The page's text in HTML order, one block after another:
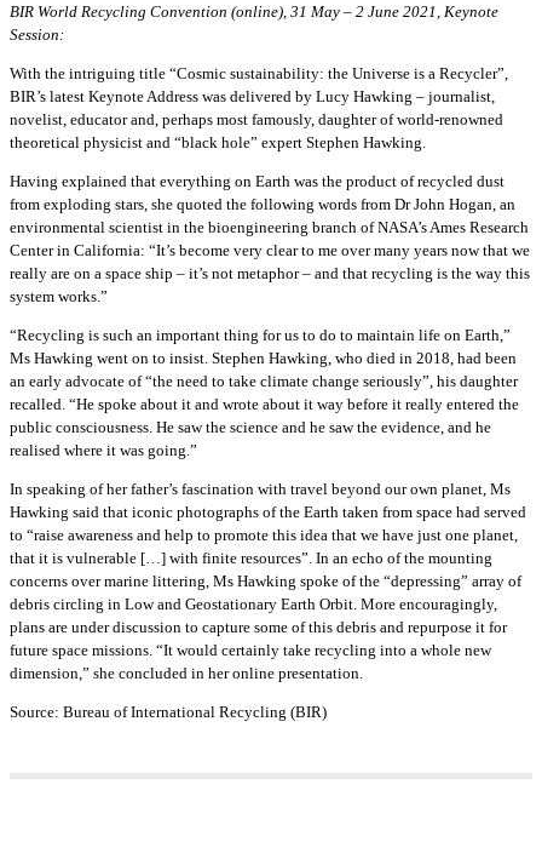
BIR World Recycling Convention (online), 31 May – 2 June 2021, Keynote
Session:
With the intriguing title “Cosmic sustainability: the Universe is a Recycler”,
BIR’s latest Keynote Address was delivered by Lucy Hawking – journalist,
novelist, educator and, perhaps most famously, daughter of world-renowned
theoretical physicist and “black hole” expert Stephen Hawking.
Having explained that everything on Earth was the product of recycled dust
from exploding stars, she quoted the following words from Dr John Hogan, an
environmental scientist in the bioengineering branch of NASA’s Ames Research
Center in California: “It’s become very clear to me over many years now that we
really are on a space ship – it’s not metaphor – and that recycling is the way this
system works.”
“Recycling is such an important thing for us to do to maintain life on Earth,”
Ms Hawking went on to insist. Stephen Hawking, who died in 2018, had been
an early advocate of “the need to take climate change seriously”, his daughter
recalled. “He spoke about it and wrote about it way before it really entered the
public consciousness. He saw the science and he saw the evidence, and he
realised where it was going.”
In speaking of her father’s fascination with travel beyond our own planet, Ms
Hawking said that iconic photographs of the Earth taken from space had served
to “raise awareness and help to promote this idea that we have just one planet,
that it is vulnerable […] with finite resources”. In an echo of the mounting
concerns over marine littering, Ms Hawking spoke of the “depressing” array of
debris circling in Low and Geostationary Earth Orbit. More encouragingly,
plans are under discussion to capture some of this debris and repurpose it for
future space missions. “It would certainly take recycling into a whole new
dimension,” she concluded in her online presentation.
Source: Bureau of International Recycling (BIR)